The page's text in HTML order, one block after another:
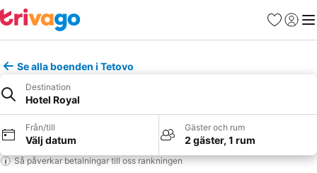
Favoriter
Logga
Se alla boenden i Tetovo
Destination
Hotel Royal
Från/till
Välj datum
Gäster och rum
2 gäster, 1 rum
Så påverkar betalningar till oss rankningen